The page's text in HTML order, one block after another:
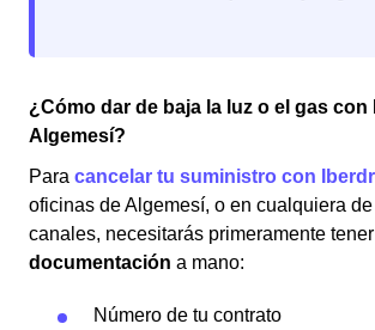
¿Cómo dar de baja la luz o el gas con
Algemesí?
Para cancelar tu suministro con
oficinas de Algemesí, o en cualquiera
canales, necesitarás primeramente
documentación a mano:
Número de tu contrato